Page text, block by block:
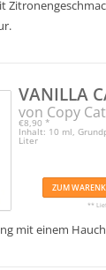
VANILLA
von Copy Cat
€8,90 *
Inhalt: 10 ml,
Liter
ZUM
**
mit einem